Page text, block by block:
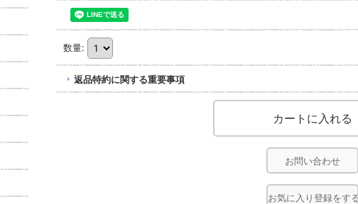
数量:
返品特約に関する重要事項
お問い合わせ
お気に入り登録をする